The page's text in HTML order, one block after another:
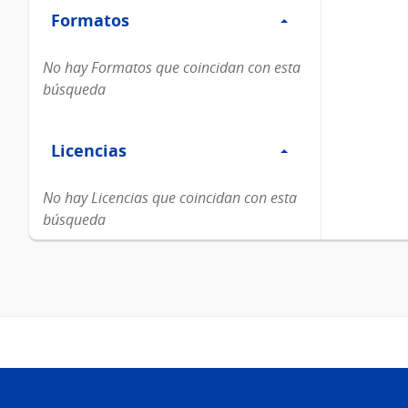
Formatos
Formatos
No hay Formatos que coincidan con esta
búsqueda
Licencias
Licencias
No hay Licencias que coincidan con esta
búsqueda